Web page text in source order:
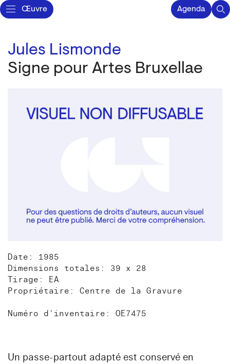
Œuvre Agenda
Jules Lismonde
Signe pour Artes Bruxellae
Date: 1985
Dimensions totales: 39 x 28
Tirage: EA
Propriétaire: Centre de la Gravure
Numéro d'inventaire: OE7475
Un passe-partout adapté est conservé en